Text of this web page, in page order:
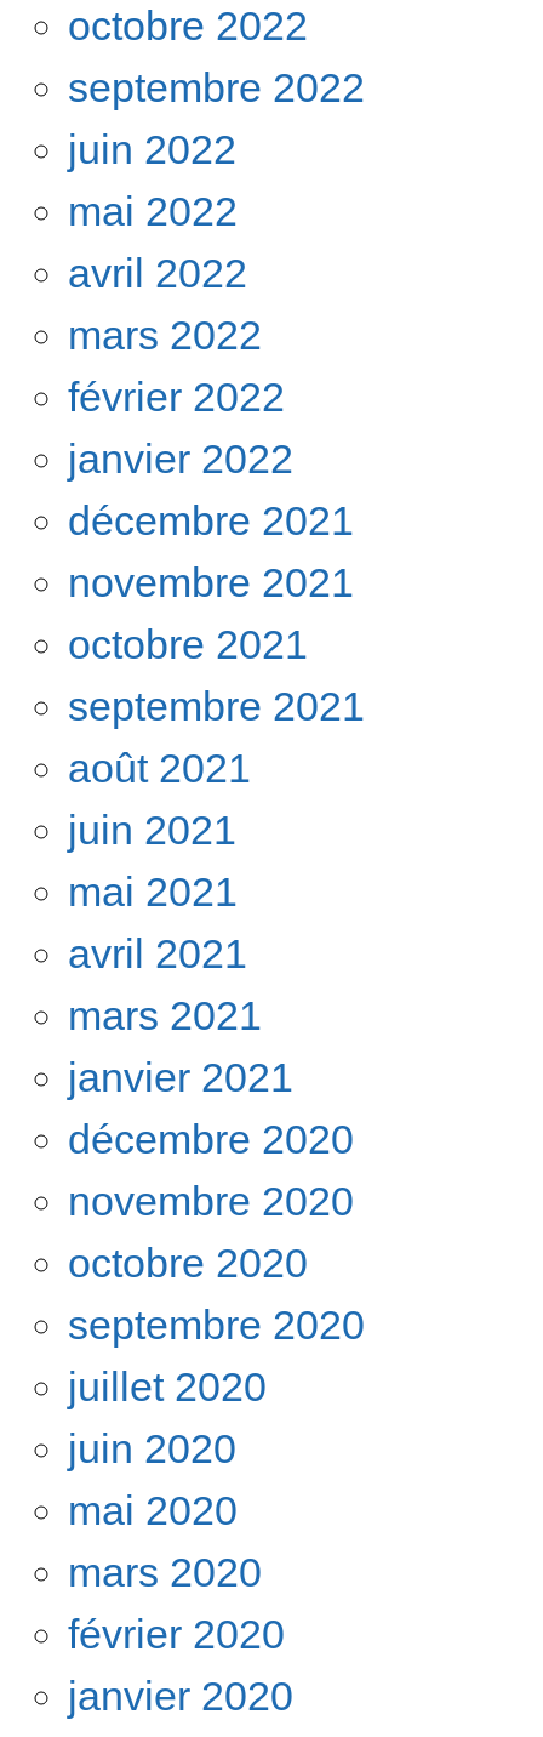
octobre 2022
septembre 2022
juin 2022
mai 2022
avril 2022
mars 2022
février 2022
janvier 2022
décembre 2021
novembre 2021
octobre 2021
septembre 2021
août 2021
juin 2021
mai 2021
avril 2021
mars 2021
janvier 2021
décembre 2020
novembre 2020
octobre 2020
septembre 2020
juillet 2020
juin 2020
mai 2020
mars 2020
février 2020
janvier 2020